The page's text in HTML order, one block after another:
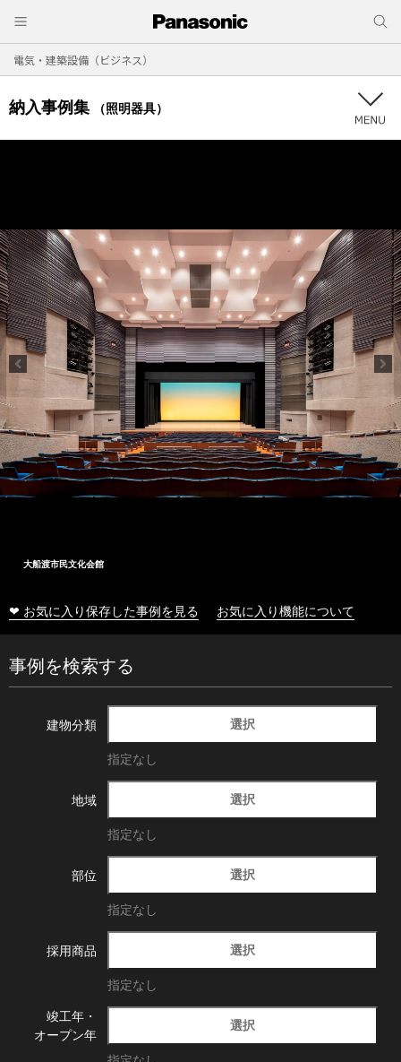
電気・建築設備（ビジネス）
納入事例集 （照明器具）
大船渡市民文化会館
❤ お気に入り保存した事例を見る お気に入り機能について
事例を検索する
建物分類 選択
指定なし
地域 選択
指定なし
部位 選択
指定なし
採用商品 選択
指定なし
竣工年・
オープン年
選択